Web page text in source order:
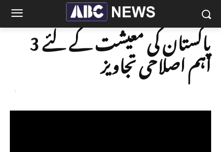
پاکستان کی معیشت کے لئے 3
اہم اصلاحی تجاویز